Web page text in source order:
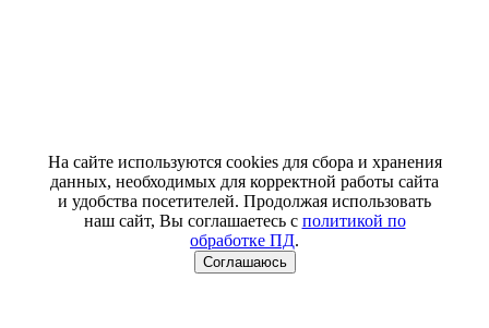
На сайте используются cookies для сбора и хранения
данных, необходимых для корректной работы сайта
и удобства посетителей. Продолжая использовать
наш сайт, Вы соглашаетесь с политикой по
обработке ПД.
Соглашаюсь